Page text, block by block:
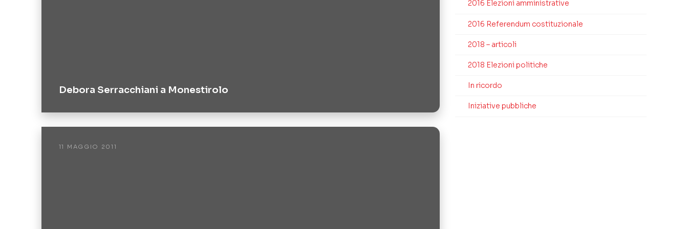
Debora Serracchiani a Monestirolo
11 MAGGIO 2011
2016 Elezioni amministrative
2016 Referendum costituzionale
2018 – articoli
2018 Elezioni politiche
In ricordo
Iniziative pubbliche